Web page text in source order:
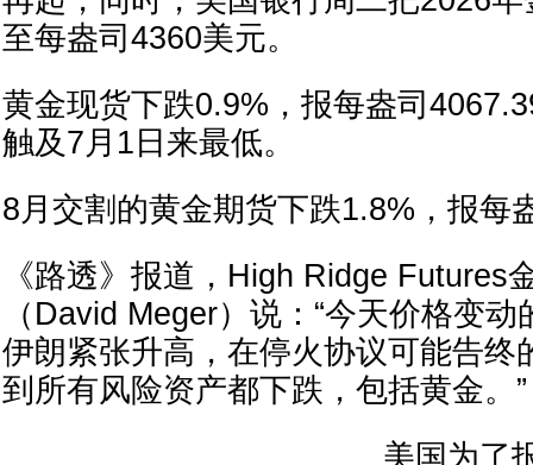
至每盎司4360美元。
黄金现货下跌0.9%，报每盎司
触及7月1日来最低。
8月交割的黄金期货下跌1.8%，报每
《路透》报道，High Ridge Futures
（David Meger）说：“今天价格变
伊朗紧张升高，在停火协议可能告终
到所有风险资产都下跌，包括黄金。”
美国为了